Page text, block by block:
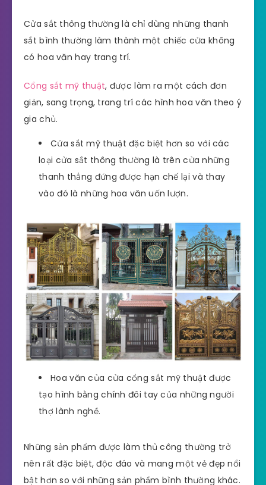
Cửa sắt thông thường là chỉ dùng những thanh
sắt bình thường làm thành một chiếc cửa không
có hoa văn hay trang trí.
Cổng sắt mỹ thuật, được làm ra một cách đơn
giản, sang trọng, trang trí các hình hoa văn theo ý
gia chủ.
Cửa sắt mỹ thuật đặc biệt hơn so với các
loại cửa sắt thông thường là trên cửa những
thanh thẳng đứng được hạn chế lại và thay
vào đó là những hoa văn uốn lượn.
Hoa văn của cửa cổng sắt mỹ thuật được
tạo hình bằng chính đôi tay của những người
thợ lành nghề.
Những sản phẩm được làm thủ công thường trở
nên rất đặc biệt, độc đáo và mang một vẻ đẹp nổi
bật hơn so với những sản phẩm bình thường khác.